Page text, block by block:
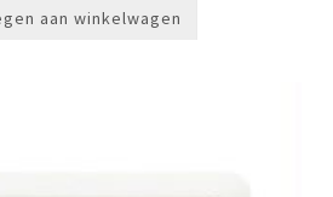
aan winkelwagen